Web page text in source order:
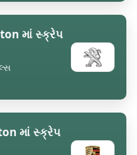
માં સ્ક્રેપ
માં સ્ક્રેપ